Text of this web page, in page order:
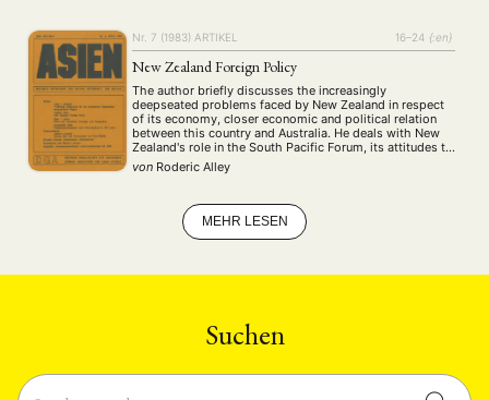
ENGLISH
Nr. 7 (1983) ARTIKEL 16–24 {:en}
New Zealand Foreign Policy
The author briefly discusses the increasingly
deepseated problems faced by New Zealand in respect
of its economy, closer economic and political relation
between this country and Australia. He deals with New
Zealand's role in the South Pacific Forum, its attitudes to
the law of the Sea and Antarctica among other issues.
While New Zealand remains …
von Roderic Alley
MEHR LESEN
Suchen